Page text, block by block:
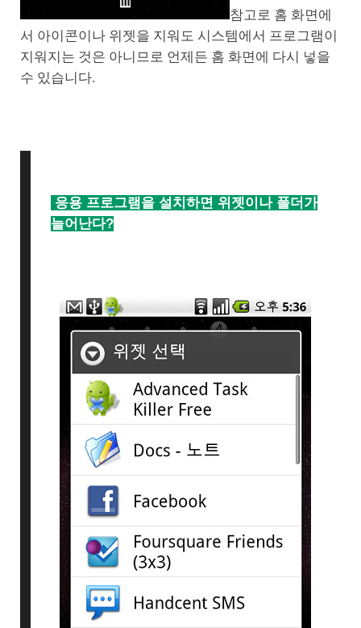
참고로 홈 화면에
서 아이콘이나 위젯을 지워도 시스템에서 프로그램이
지워지는 것은 아니므로 언제든 홈 화면에 다시 넣을
수 있습니다.
응용 프로그램을 설치하면 위젯이나 폴더가
늘어난다?